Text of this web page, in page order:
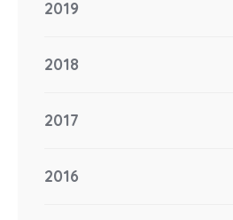
2019
2018
2017
2016